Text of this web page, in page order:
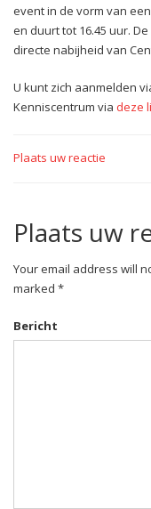
event in de vorm van
en duurt tot 16.45 uur.
directe nabijheid van
U kunt zich aanmelden
Kenniscentrum via deze
Plaats uw reactie
Plaats uw
Your email address will
marked *
Bericht